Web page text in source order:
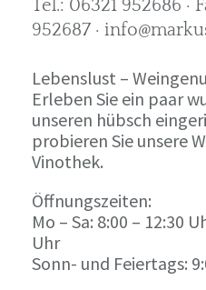
Tel.: 06321 952686 ·
952687 ·
Lebenslust –
Erleben Sie ein paar
unseren hübsch
probieren Sie unsere
Vinothek.
Öffnungszeiten:
Mo – Sa: 8:00 – 12:30
Uhr
Sonn- und Feiertags: